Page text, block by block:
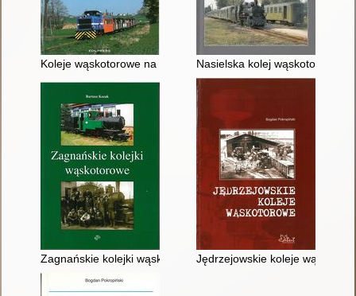
Koleje wąskotorowe na PałukachNasielska kolej wąskotorowa
Zagnańskie kolejki wąskotoroweJędrzejowskie koleje